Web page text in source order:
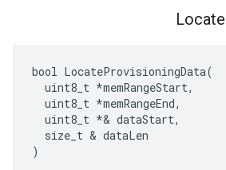
Locate
bool LocateProvisioningData(
  uint8_t *memRangeStart,
  uint8_t
*memRangeEnd,
  uint8_t *
& dataStart,
  size_t & dataLen
)